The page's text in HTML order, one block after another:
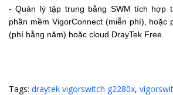
- Quản lý tập trung bằng SWM tích hợp
phần mềm VigorConnect (miễn phí), hoặc
(phí hằng năm) hoặc cloud DrayTek Free.
Tags: draytek vigorswitch g2280x,